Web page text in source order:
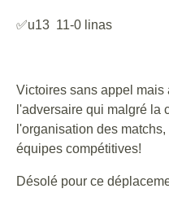
✅u13 11-0 linas
Victoires sans appel
l'adversaire qui malgré la
l'organisation des
équipes compétitives!
Désolé pour ce